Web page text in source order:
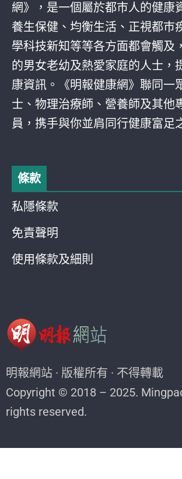
網》，是一個屬於都巿人的健康
養生保健、均衡生活、正視都巿
學科技新知等等各方面都會觸及
的男女老幼及熱愛家庭的人士，
康資訊。《明報健康網》聯同一
士、物理治療師、營養師及其他
員，携手與你並肩同行健康富足
條款
私隱條款
免責聲明
使用條款及細則
明報網站 · 版權所有 · 不得轉載
Copyright © 2018 – 2025.
rights reserved.